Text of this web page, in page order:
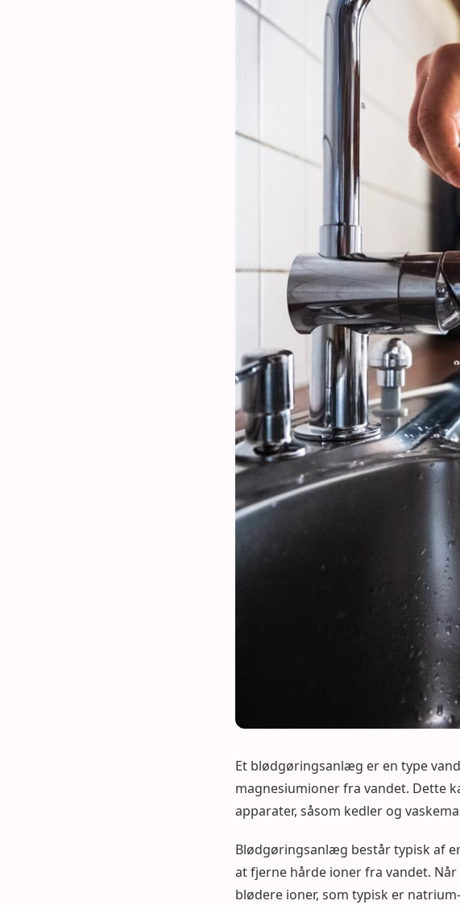
Et blødgøringsanlæg er en type
magnesiumioner fra vandet. Dette
apparater, såsom kedler og
Blødgøringsanlæg består typisk af
at fjerne hårde ioner fra vandet.
blødere ioner, som typisk er